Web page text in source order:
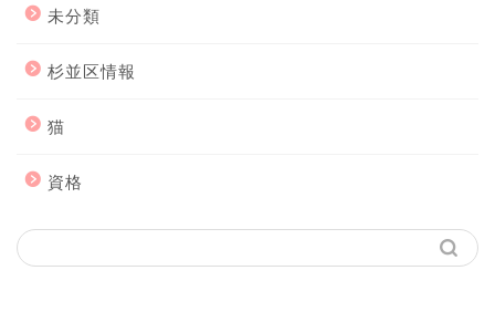
未分類
杉並区情報
猫
資格